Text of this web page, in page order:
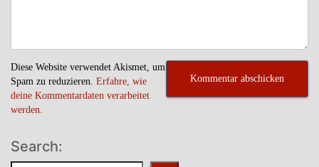
Diese Website verwendet Akismet, um
Spam zu reduzieren. Erfahre, wie
deine Kommentardaten verarbeitet
werden.
Search: